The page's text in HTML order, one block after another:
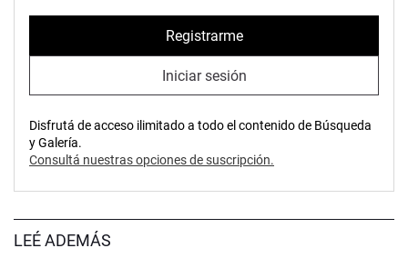
Registrarme
Iniciar sesión
Disfrutá de acceso ilimitado a todo el contenido de Búsqueda
y Galería.
Consultá nuestras opciones de suscripción.
LEÉ ADEMÁS